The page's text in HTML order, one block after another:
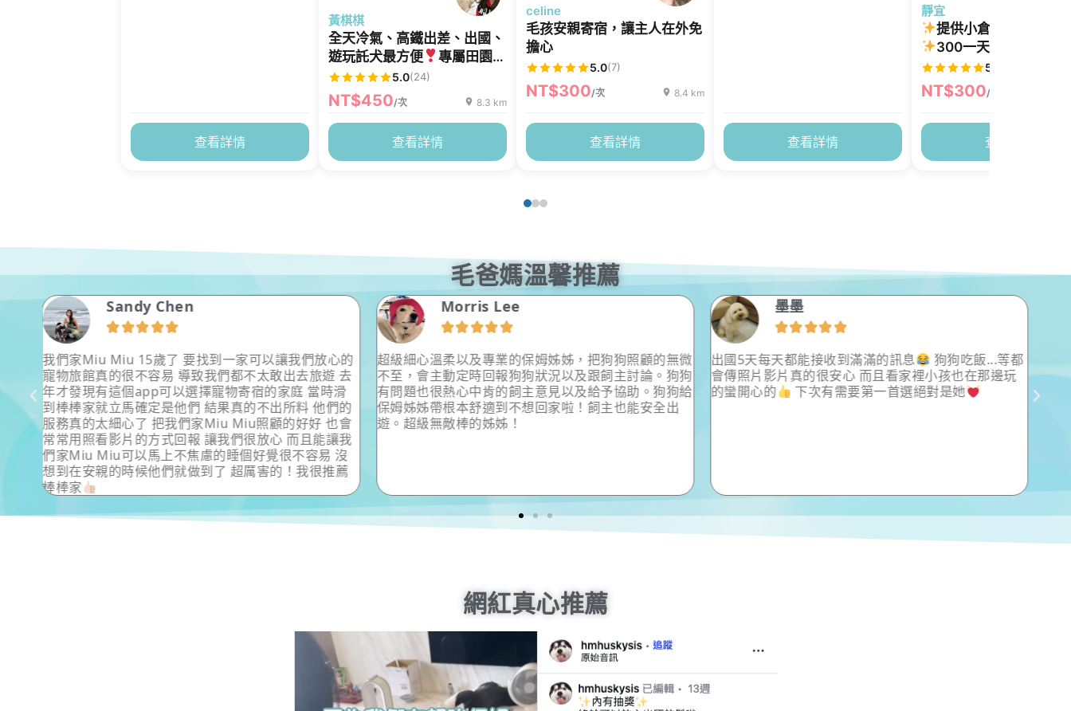
查看詳情
黃棋棋
全天冷氣、高鐵出差、出國、
遊玩託犬最方便
專屬田園，
上廁所超安心。安親住宿不用
大包小包。
5.0(24)
NT$450/次 8.3 km
查看詳情
celine
毛孩安親寄宿，讓主人在外免
擔心
5.0(7)
NT$300/次 8.4 km
查看詳情 查看詳情
靜宜
提供小倉鼠安親寄宿
300一天
5.0
NT$300/次
查看詳情
毛爸媽溫馨推薦
Sandy Chen

我們家Miu Miu 15歲了 要找到一家可以讓我們放心的
寵物旅館真的很不容易 導致我們都不太敢出去旅遊 去
年才發現有這個app可以選擇寵物寄宿的家庭 當時滑
到棒棒家就立馬確定是他們 結果真的不出所料 他們的
服務真的太細心了 把我們家Miu Miu照顧的好好 也會
常常用照看影片的方式回報 讓我們很放心 而且能讓我
們家Miu Miu可以馬上不焦慮的睡個好覺很不容易 沒
想到在安親的時候他們就做到了 超厲害的！我很推薦
棒棒家
Morris Lee

超級細心溫柔以及專業的保姆姊姊，把狗狗照顧的無微
不至，會主動定時回報狗狗狀況以及跟飼主討論。狗狗
有問題也很熱心中肯的飼主意見以及給予協助。狗狗給
保姆姊姊帶根本舒適到不想回家啦！飼主也能安全出
遊。超級無敵棒的姊姊！
墨墨

出國5天每天都能接收到滿滿的訊息
狗狗吃飯...等都
會傳照片影片真的很安心 而且看家裡小孩也在那邊玩
的蠻開心的
下次有需要第一首選絕對是她
寵
棒
網紅真心推薦